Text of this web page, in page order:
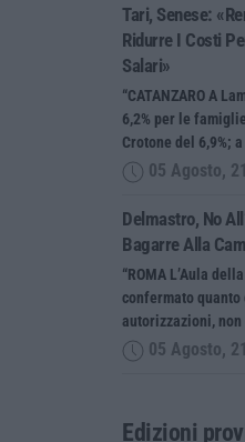
Tari, Senese:
Ridurre I Costi
Salari»
“CATANZARO A
6,2% per le
Crotone del 6,9%;
05 Agosto,
Delmastro, No
Bagarre Alla
“ROMA L’Aula
confermato
autorizzazioni,
05 Agosto,
Edizioni